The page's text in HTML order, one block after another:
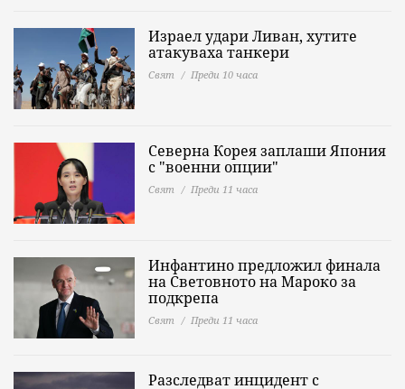
Израел удари Ливан, хутите
атакуваха танкери
Свят Преди 10 часа
Северна Корея заплаши Япония
с "военни опции"
Свят Преди 11 часа
Инфантино предложил финала
на Световното на Мароко за
подкрепа
Свят Преди 11 часа
Разследват инцидент с